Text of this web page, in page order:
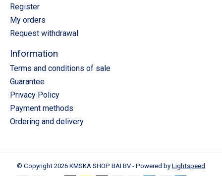
Register
My orders
Request withdrawal
Information
Terms and conditions of sale
Guarantee
Privacy Policy
Payment methods
Ordering and delivery
© Copyright 2026 KMSKA SHOP BAI BV - Powered by Lightspeed